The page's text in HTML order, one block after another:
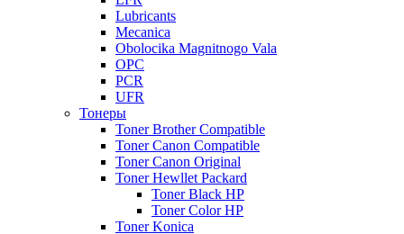
Lubricants
Mecanica
Obolocika Magnitnogo Vala
OPC
PCR
UFR
Тонеры
Toner Brother Compatible
Toner Canon Compatible
Toner Canon Original
Toner Hewllet Packard
Toner Black HP
Toner Color HP
Toner Konica